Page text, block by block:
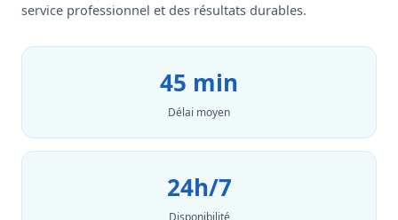
service professionnel et des résultats durables.
45 min
Délai moyen
24h/7
Disponibilité